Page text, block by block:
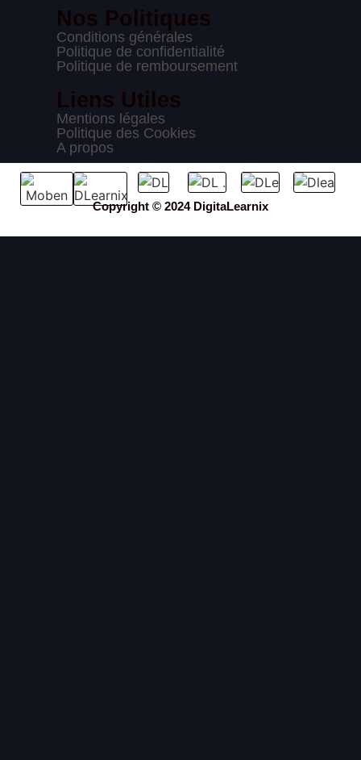
Nos Politiques
Conditions générales
Politique de confidentialité
Politique de remboursement
Liens Utiles
Mentions légales
Politique des Cookies
A propos
Copyright © 2024 DigitaLearnix